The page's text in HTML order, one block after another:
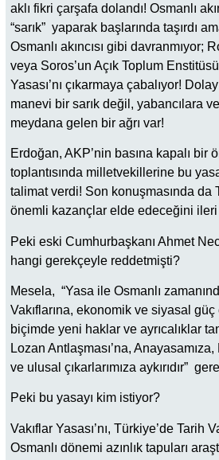
aklı fikri çarşafa dolandı! Osmanlı
“sarık” yaparak başlarında taşırdı
Osmanlı akıncısı gibi davranmıyor;
veya Soros’un Açık Toplum
Yasası’nı çıkarmaya çabalıyor!
manevi bir sarık değil, yabancılara
meydana gelen bir ağrı var!
Erdoğan, AKP’nin basına kapalı bir
toplantısında milletvekillerine bu
talimat verdi! Son konuşmasında da
önemli kazançlar elde edeceğini ileri
Peki eski Cumhurbaşkanı Ahmet
hangi gerekçeyle reddetmişti?
Mesela, “Yasa ile Osmanlı
Vakıflarına, ekonomik ve siyasal
biçimde yeni haklar ve ayrıcalıklar
Lozan Antlaşması’na,
ve ulusal çıkarlarımıza aykırıdır”
Peki bu yasayı kim istiyor?
Vakıflar Yasası’nı, Türkiye’de Tarih
Osmanlı dönemi azınlık tapuları